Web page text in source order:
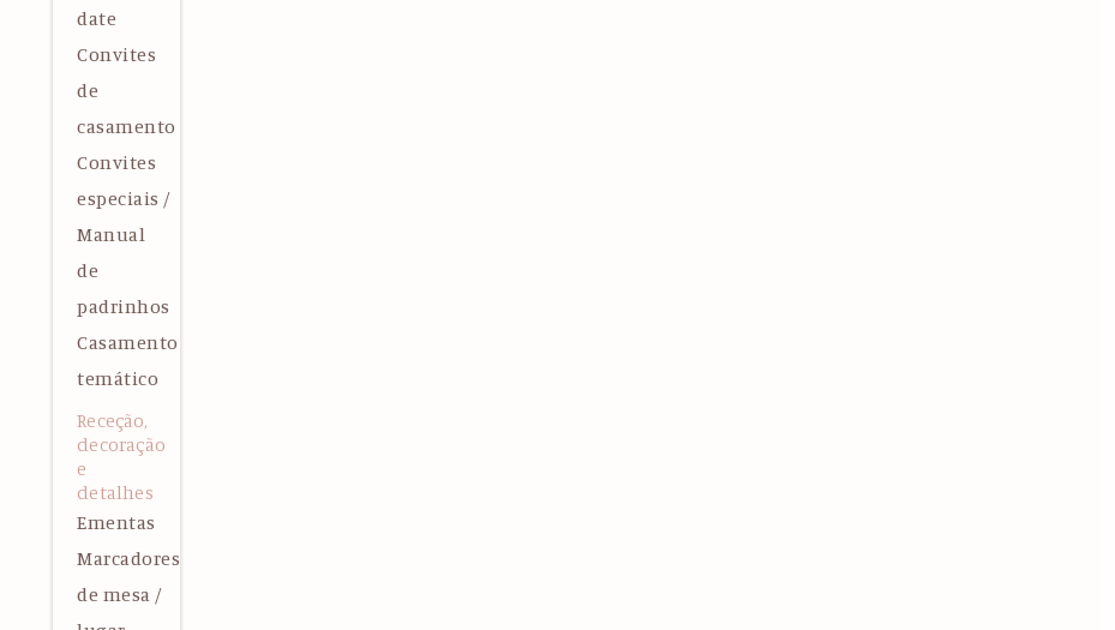
date
Convites
de
casamento
Convites
especiais /
Manual
de
padrinhos
Casamento
temático
Receção,
decoração
e
detalhes
Ementas
Marcadores
de mesa /